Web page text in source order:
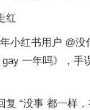
红
小红书用户 @
一年吗》，手
复 “没事 都一样